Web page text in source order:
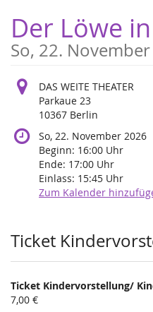
Haupt-
Inhalt
springen
Der Löwe
So, 22.
DAS WEITE THEATER
Parkaue 23
10367 Berlin
So, 22. November 2026
Beginn: 16:00 Uhr
Ende: 17:00 Uhr
Einlass: 15:45 Uhr
Zum Kalender
Produkte
Ticket
Ticket Kindervorstellung/
7,00 €